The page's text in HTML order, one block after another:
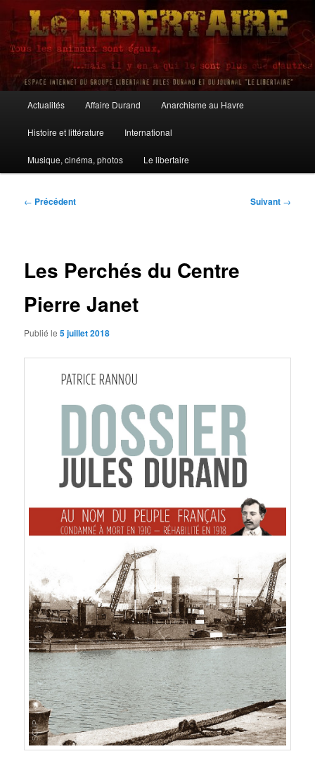
Aller
contenu
principalLe Libertaire
principal
Actualités Affaire Durand Anarchisme au Havre
Histoire et littérature International
Musique, cinéma, photos Le libertaire
Navigation
← Précédent Suivant →
Les Perchés du Centre
Pierre Janet
Publié le5 juillet 2018